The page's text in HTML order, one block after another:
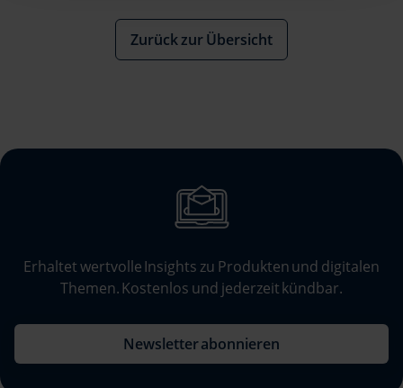
zusammen, die Sie ihnen bereitgestellt haben oder die
sie im Rahmen Ihrer Nutzung der Dienste gesammelt
Zurück zur Übersicht
Erhaltet wertvolle Insights zu Produkten und digitalen
Themen. Kostenlos und jederzeit kündbar.
Newsletter abonnieren